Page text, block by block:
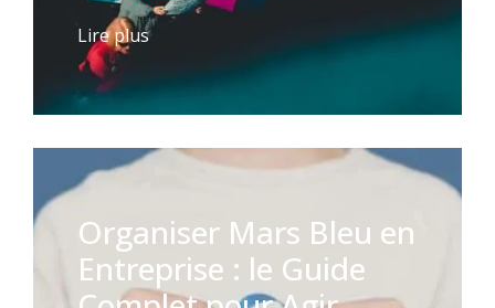
Lire plus
Organiser Mars Bleu en
Entreprise : le Guide